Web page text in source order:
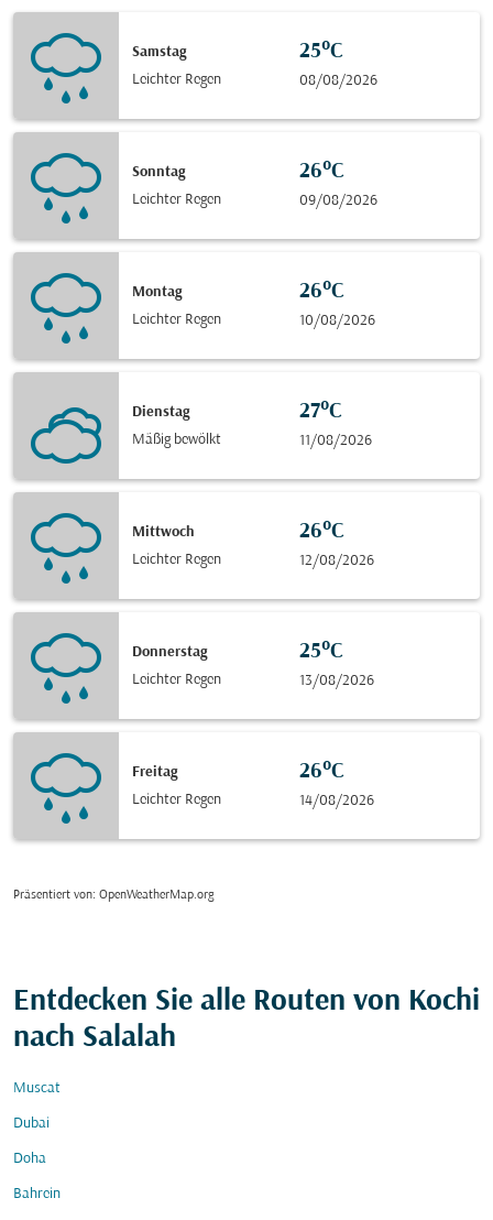
Samstag
Leichter Regen
25°C
08/08/2026
Sonntag
Leichter Regen
26°C
09/08/2026
Montag
Leichter Regen
26°C
10/08/2026
Dienstag
Mäßig bewölkt
27°C
11/08/2026
Mittwoch
Leichter Regen
26°C
12/08/2026
Donnerstag
Leichter Regen
25°C
13/08/2026
Freitag
Leichter Regen
26°C
14/08/2026
Präsentiert von: OpenWeatherMap.org
Entdecken Sie alle Routen von Kochi
nach Salalah
Muscat
Dubai
Doha
Bahrein